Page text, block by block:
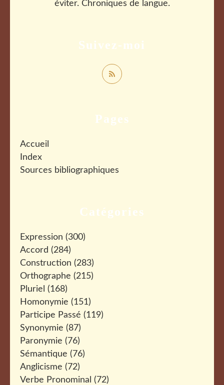
Catégories
Expression (300)
Accord (284)
Construction (283)
Orthographe (215)
Pluriel (168)
Homonymie (151)
Participe Passé (119)
Synonymie (87)
Paronymie (76)
Sémantique (76)
Anglicisme (72)
Verbe Pronominal (72)
Pages
Accueil
Index
Sources bibliographiques
Suivez-moi
éviter. Chroniques de langue.